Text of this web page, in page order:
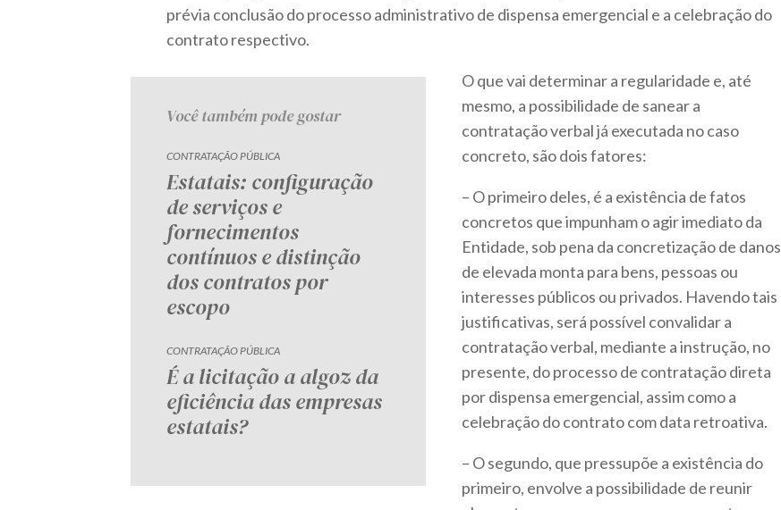
prévia conclusão do processo administrativo de dispensa emergencial e a celebração do
contrato respectivo.
Você também pode gostar
CONTRATAÇÃO PÚBLICA
Estatais: configuração
de serviços e
fornecimentos
contínuos e distinção
dos contratos por
escopo
CONTRATAÇÃO PÚBLICA
É a licitação a algoz da
eficiência das empresas
estatais?
O que vai determinar a regularidade e, até
mesmo, a possibilidade de sanear a
contratação verbal já executada no caso
concreto, são dois fatores:
– O primeiro deles, é a existência de fatos
concretos que impunham o agir imediato da
Entidade, sob pena da concretização de danos
de elevada monta para bens, pessoas ou
interesses públicos ou privados. Havendo tais
justificativas, será possível convalidar a
contratação verbal, mediante a instrução, no
presente, do processo de contratação direta
por dispensa emergencial, assim como a
celebração do contrato com data retroativa.
– O segundo, que pressupõe a existência do
primeiro, envolve a possibilidade de reunir